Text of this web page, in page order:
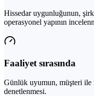
Hissedar uygunluğunun,
operasyonel yapının
Faaliyet sırasında
Günlük uyumun, müşteri ile
denetlenmesi.